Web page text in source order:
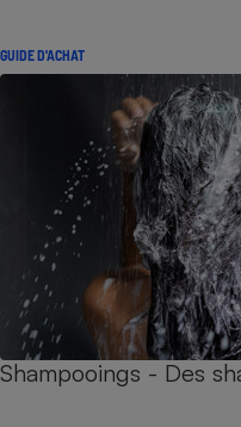
GUIDE D'ACHAT
Shampooings - Des